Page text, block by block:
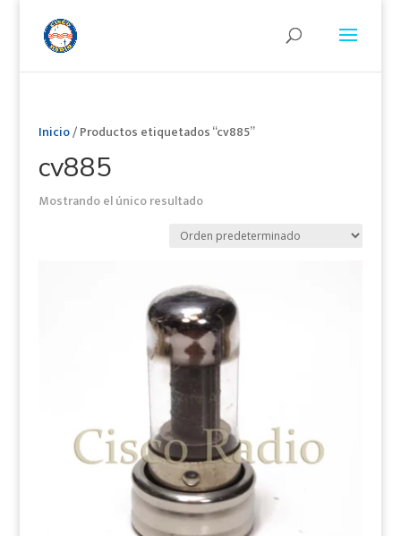
Inicio/ Productos etiquetados “cv885”
cv885
Mostrando el único resultado